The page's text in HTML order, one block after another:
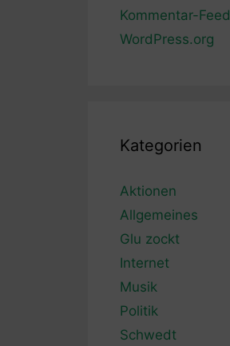
Kommentar-Feed
WordPress.org
Kategorien
Aktionen
Allgemeines
Glu zockt
Internet
Musik
Politik
Schwedt